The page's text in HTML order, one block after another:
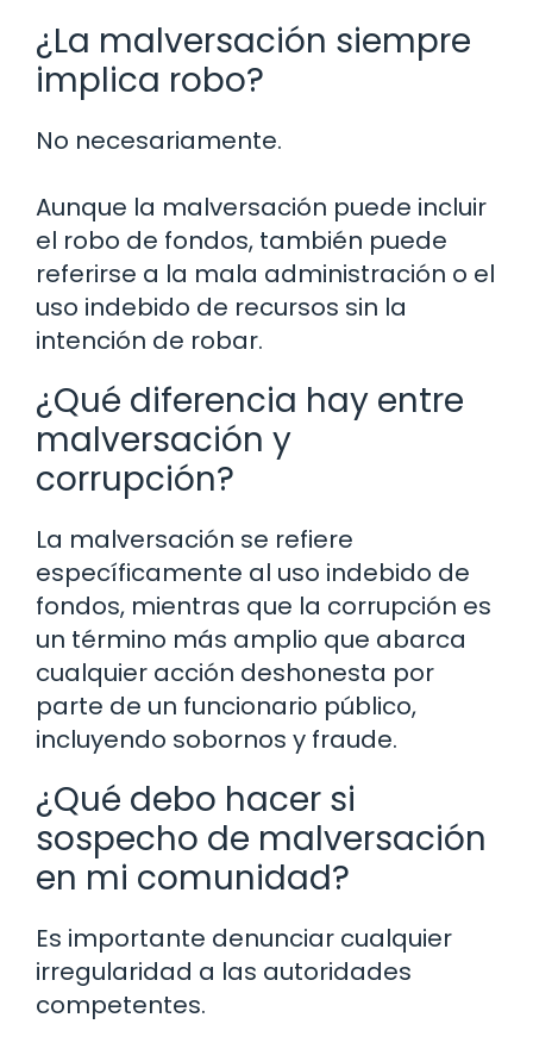
¿La malversación siempre
implica robo?
No necesariamente.
Aunque la malversación puede incluir
el robo de fondos, también puede
referirse a la mala administración o el
uso indebido de recursos sin la
intención de robar.
¿Qué diferencia hay entre
malversación y
corrupción?
La malversación se refiere
específicamente al uso indebido de
fondos, mientras que la corrupción es
un término más amplio que abarca
cualquier acción deshonesta por
parte de un funcionario público,
incluyendo sobornos y fraude.
¿Qué debo hacer si
sospecho de malversación
en mi comunidad?
Es importante denunciar cualquier
irregularidad a las autoridades
competentes.